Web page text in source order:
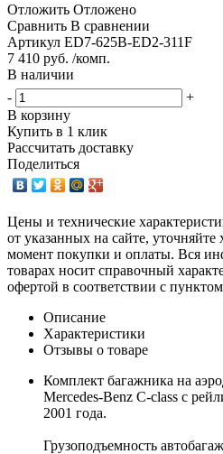
Отложить Отложено
Сравнить В сравнении
Артикул ED7-625B-ED2-311F
7 410 руб. /комп.
В наличии
-
+
В корзину
Купить в 1 клик
Рассчитать доставку
Поделиться
Цены и технические
от указанных на сайте, уточняйте
момент покупки и оплаты. Вся
товарах носит справочный
офертой в соответствии с
Описание
Характеристики
Отзывы о товаре
Комплект багажника на
Mercedes-Benz C-class с
2001 года.
Грузоподъемность